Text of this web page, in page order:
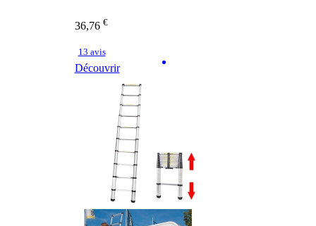
36,76 €
13 avis
Découvrir